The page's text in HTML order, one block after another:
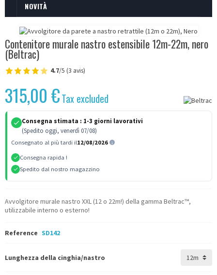
NOVITÀ
Contenitore murale nastro estensibile 12m-22m, nero
(Beltrac)
4.7/5 (3 avis)
315,00 €Tax excluded
Consegna stimata : 1-3 giorni lavorativi
(Spedito oggi, venerdì 07/08)
Consegnato al più tardi il12/08/2026
Consegna rapida !
Spedito dal nostro magazzino
Avvolgitore murale nastro XXL (12 o 22m!) della gamma Beltrac™,
utilizzabile interno o esterno!
Reference SD142
Lunghezza della cinghia/nastro